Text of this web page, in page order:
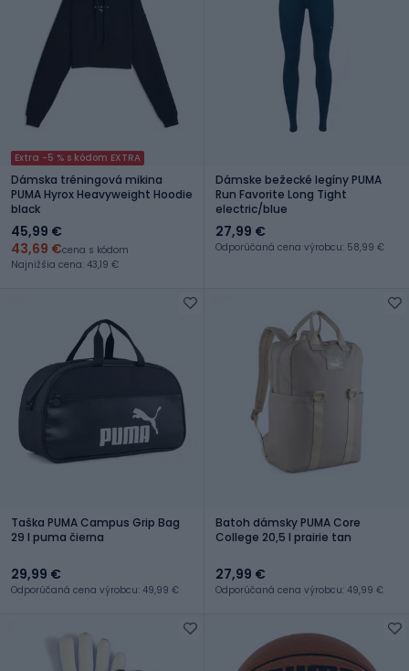
Extra -5 % s kódom EXTRA
Dámska tréningová mikina
PUMA Hyrox Heavyweight Hoodie
black
45,99 €
43,69 €cena s kódom
Najnižšia cena: 43,19 €
Dámske bežecké legíny PUMA
Run Favorite Long Tight
electric/blue
27,99 €
Odporúčaná cena výrobcu: 58,99 €
Taška PUMA Campus Grip Bag
29 l puma čierna
29,99 €
Odporúčaná cena výrobcu: 49,99 €
Batoh dámsky PUMA Core
College 20,5 l prairie tan
27,99 €
Odporúčaná cena výrobcu: 49,99 €